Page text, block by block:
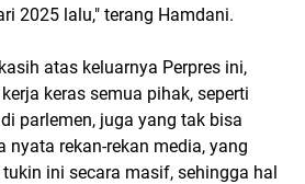
2025 lalu," terang Hamdani.
atas keluarnya Perpres ini,
keras semua pihak, seperti
parlemen, juga yang tak bisa
nyata rekan-rekan media, yang
ini secara masif, sehingga hal